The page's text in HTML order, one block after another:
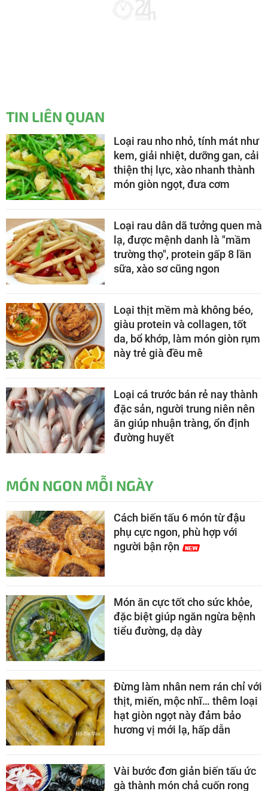
TIN LIÊN QUAN
Loại rau nho nhỏ, tính mát như
kem, giải nhiệt, dưỡng gan, cải
thiện thị lực, xào nhanh thành
món giòn ngọt, đưa cơm
Loại rau dân dã tưởng quen mà
lạ, được mệnh danh là "mầm
trường thọ", protein gấp 8 lần
sữa, xào sơ cũng ngon
Loại thịt mềm mà không béo,
giàu protein và collagen, tốt
da, bổ khớp, làm món giòn rụm
này trẻ già đều mê
Loại cá trước bán rẻ nay thành
đặc sản, người trung niên nên
ăn giúp nhuận tràng, ổn định
đường huyết
MÓN NGON MỖI NGÀY
Cách biến tấu 6 món từ đậu
phụ cực ngon, phù hợp với
người bận rộn
Món ăn cực tốt cho sức khỏe,
đặc biệt giúp ngăn ngừa bệnh
tiểu đường, dạ dày
Đừng làm nhân nem rán chỉ với
thịt, miến, mộc nhĩ… thêm loại
hạt giòn ngọt này đảm bảo
hương vị mới lạ, hấp dẫn
Vài bước đơn giản biến tấu ức
gà thành món chả cuốn rong